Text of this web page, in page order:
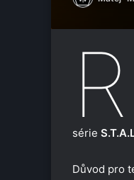
R
série
Důvod pro